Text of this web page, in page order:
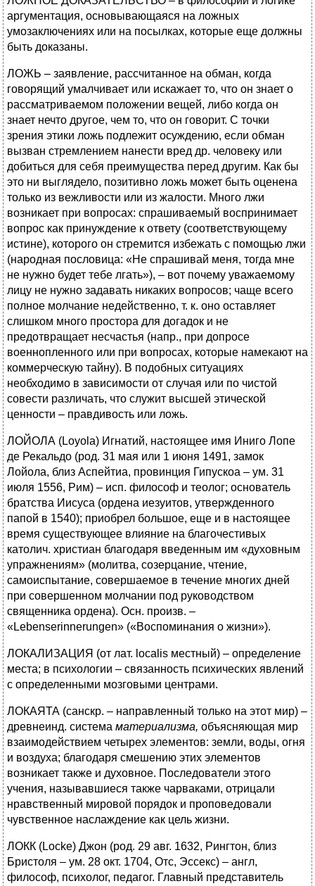
аргументация, основывающаяся на ложных
умозаключениях или на посылках, которые еще должны
быть доказаны.
ЛОЖЬ – заявление, рассчитанное на обман, когда
говорящий умалчивает или искажает то, что он знает о
рассматриваемом положении вещей, либо когда он
знает нечто другое, чем то, что он говорит. С точки
зрения этики ложь подлежит осуждению, если обман
вызван стремлением нанести вред др. человеку или
добиться для себя преимущества перед другим. Как бы
это ни выглядело, позитивно ложь может быть оценена
только из вежливости или из жалости. Много лжи
возникает при вопросах: спрашиваемый воспринимает
вопрос как принуждение к ответу (соответствующему
истине), которого он стремится избежать с помощью лжи
(народная пословица: «Не спрашивай меня, тогда мне
не нужно будет тебе лгать»), – вот почему уважаемому
лицу не нужно задавать никаких вопросов; чаще всего
полное молчание недейственно, т. к. оно оставляет
слишком много простора для догадок и не
предотвращает несчастья (напр., при допросе
военнопленного или при вопросах, которые намекают на
коммерческую тайну). В подобных ситуациях
необходимо в зависимости от случая или по чистой
совести различать, что служит высшей этической
ценности – правдивость или ложь.
ЛОЙОЛА (Loyola) Игнатий, настоящее имя Иниго Лопе
де Рекальдо (род. 31 мая или 1 июня 1491, замок
Лойола, близ Аспейтиа, провинция Гипускоа – ум. 31
июля 1556, Рим) – исп. философ и теолог; основатель
братства Иисуса (ордена иезуитов, утвержденного
папой в 1540); приобрел большое, еще и в настоящее
время существующее влияние на благочестивых
католич. христиан благодаря введенным им «духовным
упражнениям» (молитва, созерцание, чтение,
самоиспытание, совершаемое в течение многих дней
при совершенном молчании под руководством
священника ордена). Осн. произв. –
«Lebenserinnerungen» («Воспоминания о жизни»).
ЛОКАЛИЗАЦИЯ (от лат. localis местный) – определение
места; в психологии – связанность психических явлений
с определенными мозговыми центрами.
ЛОКАЯТА (санскр. – направленный только на этот мир) –
древнеинд. система материализма, объясняющая мир
взаимодействием четырех элементов: земли, воды, огня
и воздуха; благодаря смешению этих элементов
возникает также и духовное. Последователи этого
учения, называвшиеся также чарваками, отрицали
нравственный мировой порядок и проповедовали
чувственное наслаждение как цель жизни.
ЛОКК (Locke) Джон (род. 29 авг. 1632, Рингтон, близ
Бристоля – ум. 28 окт. 1704, Отс, Эссекс) – англ,
философ, психолог, педагог. Главный представитель